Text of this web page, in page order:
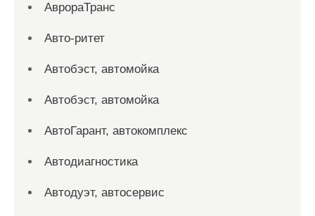
АврораТранс
Авто-ритет
Автобэст, автомойка
Автобэст, автомойка
АвтоГарант, автокомплекс
Автодиагностика
Автодуэт, автосервис